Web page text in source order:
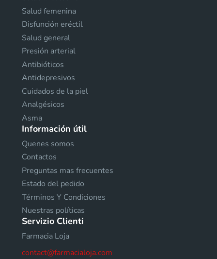
Salud femenina
Disfunción eréctil
Salud general
Presión arterial
Antibióticos
Antidepresivos
Cuidados de la piel
Analgésicos
Asma
Información útil
Quenes somos
Contactos
Preguntas mas frecuentes
Estado del pedido
Términos Y Condiciones
Nuestras políticas
Servizio Clienti
Farmacia Loja
contact@farmacialoja.com